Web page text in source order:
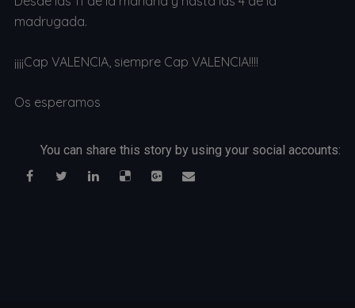
madrugada.
¡¡¡¡Cap VALENCIA, siempre Cap VALENCIA!!!!
Os esperamos
You can share this story by using your social accounts: